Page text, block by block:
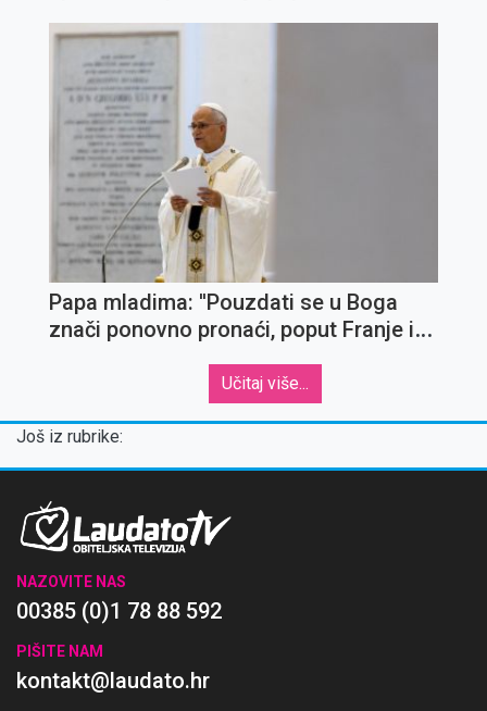
Papa mladima: ''Pouzdati se u Boga
znači ponovno pronaći, poput Franje i
cijeniti i kojima treba služiti''
Učitaj više...
Još iz rubrike:
NAZOVITE NAS
00385 (0)1 78 88 592
PIŠITE NAM
kontakt@laudato.hr